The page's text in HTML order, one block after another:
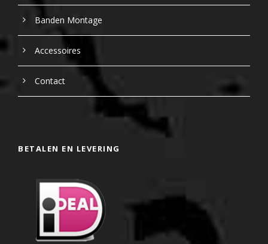
Banden Montage
Accessoires
Contact
BETALEN EN LEVERING